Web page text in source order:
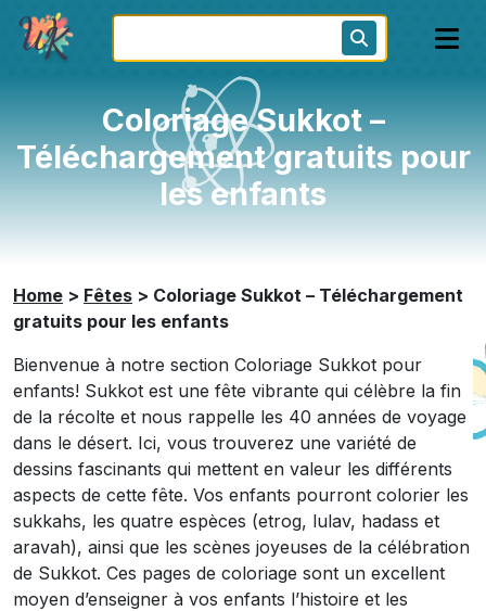
Coloriage Sukkot –
Téléchargement gratuits pour
les enfants
Home > Fêtes > Coloriage Sukkot – Téléchargement
gratuits pour les enfants
Bienvenue à notre section Coloriage Sukkot pour
enfants! Sukkot est une fête vibrante qui célèbre la fin
de la récolte et nous rappelle les 40 années de voyage
dans le désert. Ici, vous trouverez une variété de
dessins fascinants qui mettent en valeur les différents
aspects de cette fête. Vos enfants pourront colorier les
sukkahs, les quatre espèces (etrog, lulav, hadass et
aravah), ainsi que les scènes joyeuses de la célébration
de Sukkot. Ces pages de coloriage sont un excellent
moyen d’enseigner à vos enfants l’histoire et les